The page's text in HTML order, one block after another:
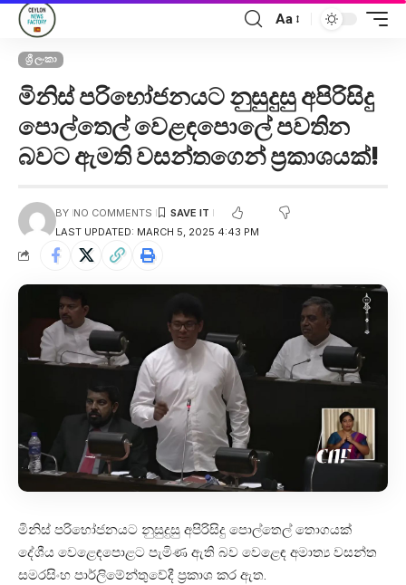
Aa
ශ්‍රී ලංකා
මිනිස් පරිභෝජනයට නුසුදුසු අපිරිසිදු
පොල්තෙල් වෙළඳපොලේ පවතින
බවට ඇමති වසන්තගෙන් ප්‍රකාශයක්!
LAST UPDATED: MARCH 5, 2025 4:43 PM
BY NO COMMENTS
මිනිස් පරිභෝජනයට නුසුදුසු අපිරිසිදු පොල්තෙල් තොගයක්
දේශීය වෙළෙඳපොළට පැමිණ ඇති බව වෙළෙඳ අමාත්‍ය වසන්ත
සමරසිංහ පාර්ලිමේන්තුවේදී ප්‍රකාශ කර ඇත.